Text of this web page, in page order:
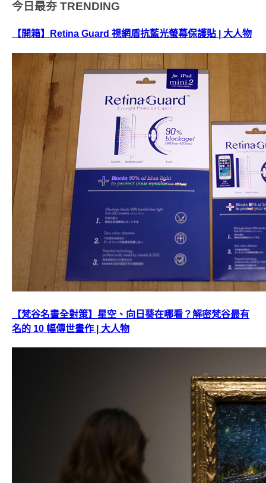
今日最夯 TRENDING
【開箱】Retina Guard 視網盾抗藍光螢幕保護貼 | 大人物
【梵谷名畫全對策】星空、向日葵在哪看？解密梵谷最有
名的 10 幅傳世畫作 | 大人物